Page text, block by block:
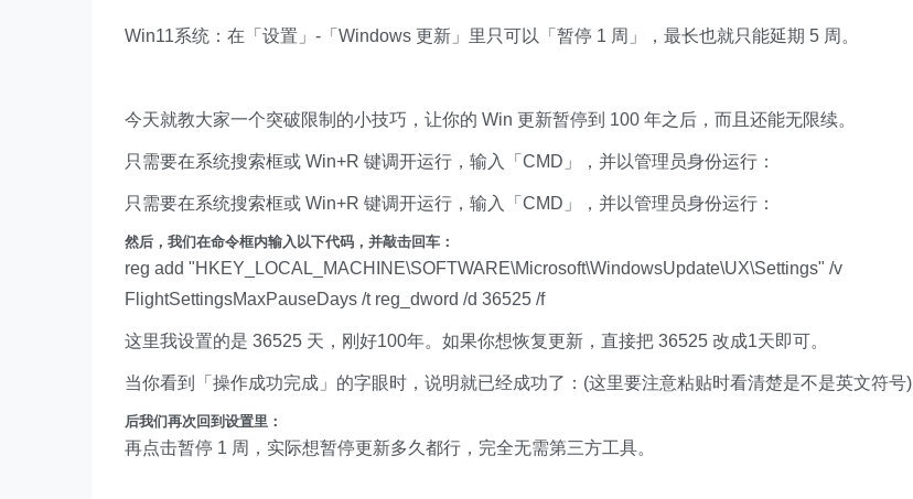
Win11系统：在「设置」-「Windows 更新」里只可以「暂停 1 周」，最长也就只能延期 5 周。
今天就教大家一个突破限制的小技巧，让你的 Win 更新暂停到 100 年之后，而且还能无限续。
只需要在系统搜索框或 Win+R 键调开运行，输入「CMD」，并以管理员身份运行：
只需要在系统搜索框或 Win+R 键调开运行，输入「CMD」，并以管理员身份运行：
然后，我们在命令框内输入以下代码，并敲击回车：
reg add "HKEY_LOCAL_MACHINE\SOFTWARE\Microsoft\WindowsUpdate\UX\Settings" /v
FlightSettingsMaxPauseDays /t reg_dword /d 36525 /f
这里我设置的是 36525 天，刚好100年。如果你想恢复更新，直接把 36525 改成1天即可。
当你看到「操作成功完成」的字眼时，说明就已经成功了：(这里要注意粘贴时看清楚是不是英文符号)
后我们再次回到设置里：
再点击暂停 1 周，实际想暂停更新多久都行，完全无需第三方工具。